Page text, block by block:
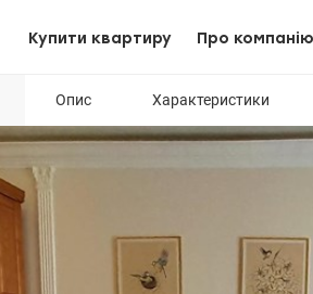
Купити квартиру Про компанію
Опис Характеристики